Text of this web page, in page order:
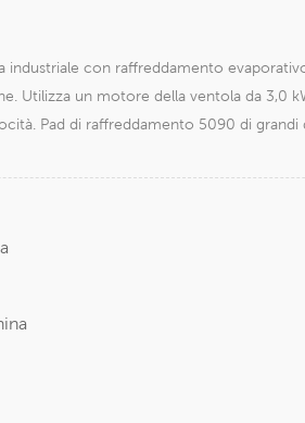
industriale con raffreddamento
Utilizza un motore della ventola da 3,0
Pad di raffreddamento 5090 di grandi